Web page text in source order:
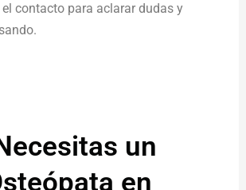
contacto para aclarar dudas y
un
en